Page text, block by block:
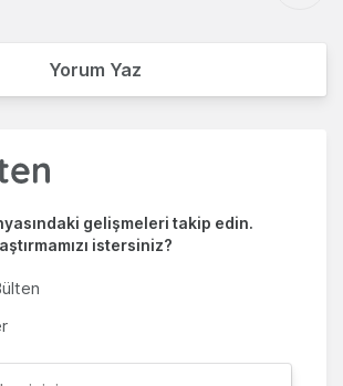
Yorum Yaz
gelişmeleri takip edin.
istersiniz?